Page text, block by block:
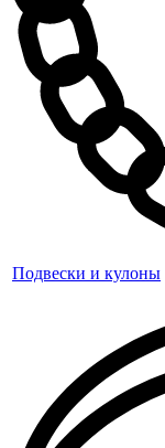
Подвески и кулоны